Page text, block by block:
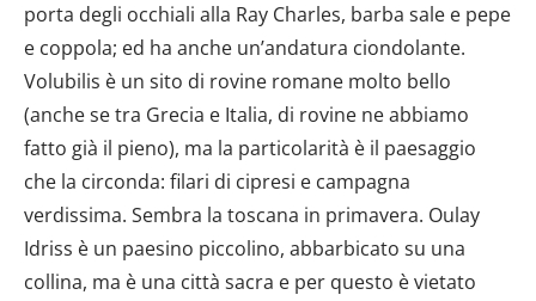
porta degli occhiali alla Ray Charles, barba sale e pepe
e coppola; ed ha anche un’andatura ciondolante.
Volubilis è un sito di rovine romane molto bello
(anche se tra Grecia e Italia, di rovine ne abbiamo
fatto già il pieno), ma la particolarità è il paesaggio
che la circonda: filari di cipresi e campagna
verdissima. Sembra la toscana in primavera. Oulay
Idriss è un paesino piccolino, abbarbicato su una
collina, ma è una città sacra e per questo è vietato